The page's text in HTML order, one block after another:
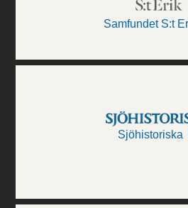
Samfundet S:t
Sjöhistoriska